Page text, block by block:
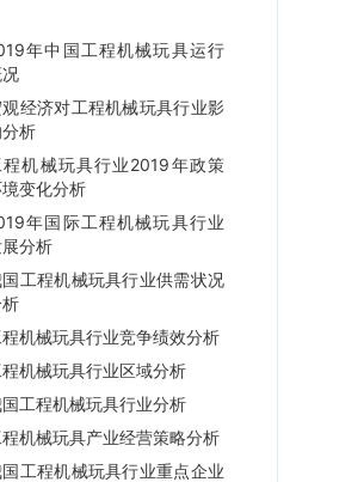
年中国工程机械玩具运行
观经济对工程机械玩具行业影
析
程机械玩具行业2019年政策
变化分析
年国际工程机械玩具行业
展分析
工程机械玩具行业供需状况
程机械玩具行业竞争绩效分析
程机械玩具行业区域分析
工程机械玩具行业分析
程机械玩具产业经营策略分析
工程机械玩具行业重点企业